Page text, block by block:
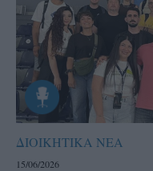
ΔΙΟΙΚΗΤΙΚΑ ΝΕΑ
15/06/2026